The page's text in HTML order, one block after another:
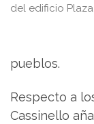
del edificio
pueblos.
Respecto a
Cassinello